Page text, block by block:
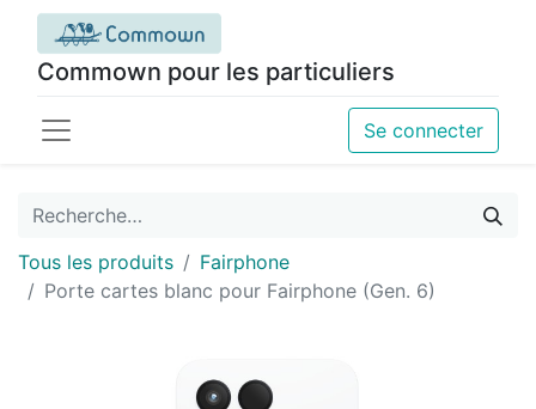
Commown pour les particuliers
Se connecter
Tous les produits
Fairphone
Porte cartes blanc pour Fairphone (Gen. 6)